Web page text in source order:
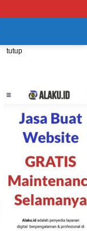
Polda
tutup